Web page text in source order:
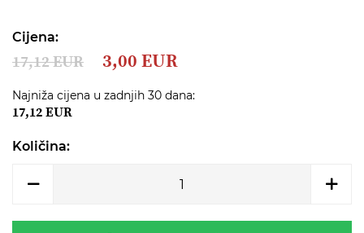
the
gallery
Cijena:
17,12 EUR 3,00 EUR
Najniža cijena u zadnjih 30 dana:
17,12 EUR
Količina: